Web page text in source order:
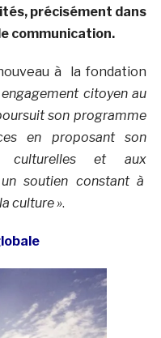
précisément dans
communication.
à la fondation
citoyen au
son programme
en proposant son
culturelles et aux
soutien constant à
culture ».